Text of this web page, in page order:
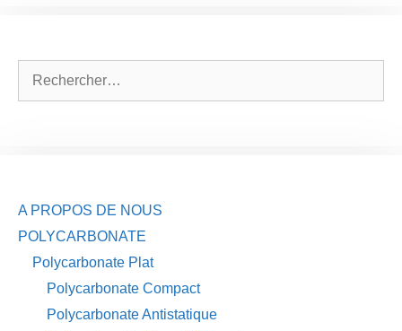
A PROPOS DE NOUS
POLYCARBONATE
Polycarbonate Plat
Polycarbonate Compact
Polycarbonate Antistatique